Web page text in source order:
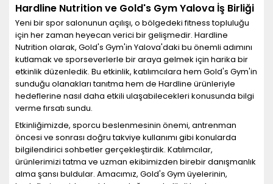
Hardline Nutrition ve Gold's Gym Yalova İş Birliği
Yeni bir spor salonunun açılışı, o bölgedeki fitness topluluğu
için her zaman heyecan verici bir gelişmedir. Hardline
Nutrition olarak, Gold's Gym'in Yalova'daki bu önemli adımını
kutlamak ve sporseverlerle bir araya gelmek için harika bir
etkinlik düzenledik. Bu etkinlik, katılımcılara hem Gold's Gym'in
sunduğu olanakları tanıtma hem de Hardline ürünleriyle
hedeflerine nasıl daha etkili ulaşabilecekleri konusunda bilgi
verme fırsatı sundu.
Etkinliğimizde, sporcu beslenmesinin önemi, antrenman
öncesi ve sonrası doğru takviye kullanımı gibi konularda
bilgilendirici sohbetler gerçekleştirdik. Katılımcılar,
ürünlerimizi tatma ve uzman ekibimizden birebir danışmanlık
alma şansı buldular. Amacımız, Gold's Gym üyelerinin,